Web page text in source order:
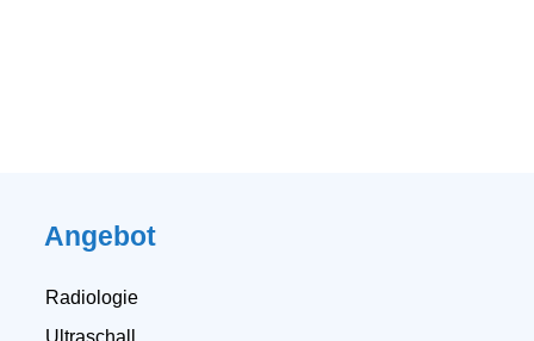
Angebot
Radiologie
Ultraschall